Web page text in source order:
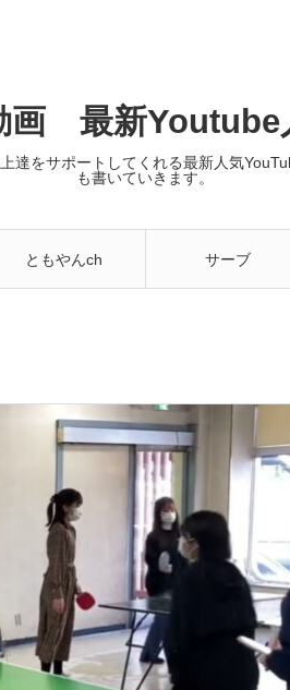
画 最新Youtube
をサポートしてくれる最新人気
も書いていきます。
ともやんch サーブ